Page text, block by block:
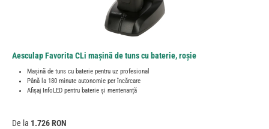
Aesculap Favorita CLi mașină de tuns cu baterie, roșie
Mașină de tuns cu baterie pentru uz profesional
Până la 180 minute autonomie per încărcare
Afișaj InfoLED pentru baterie și mentenanță
Preț obișnuit:
De la 1.726 RON